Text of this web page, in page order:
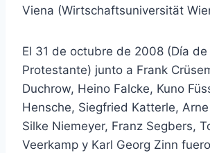
Viena (Wirtschaftsuniversität
El 31 de octubre de 2008 (Día de
Protestante) junto a Frank
Duchrow, Heino Falcke, Kuno
Hensche, Siegfried Katterle,
Silke Niemeyer, Franz Segbers,
Veerkamp y Karl Georg Zinn